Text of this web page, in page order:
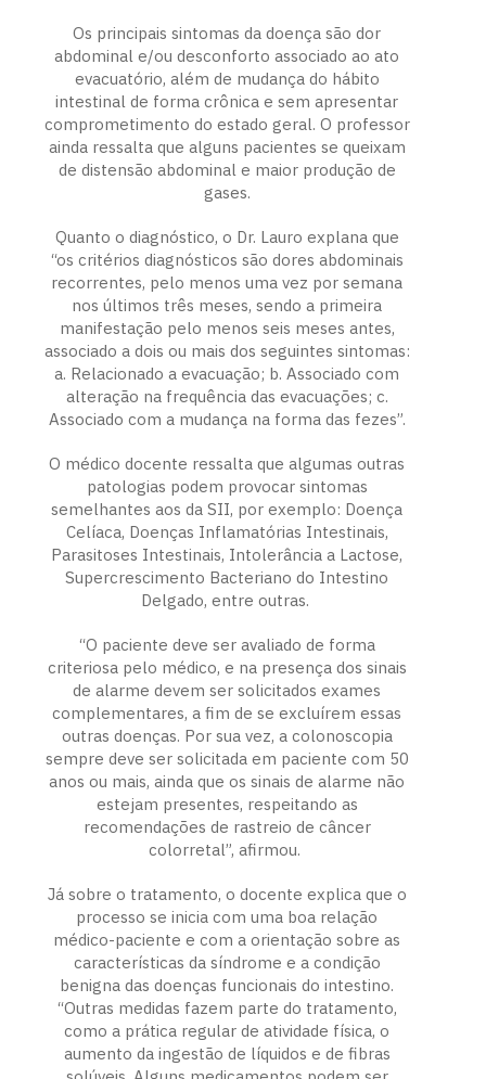
Os principais sintomas da doença são dor
abdominal e/ou desconforto associado ao ato
evacuatório, além de mudança do hábito
intestinal de forma crônica e sem apresentar
comprometimento do estado geral. O professor
ainda ressalta que alguns pacientes se queixam
de distensão abdominal e maior produção de
gases.
Quanto o diagnóstico, o Dr. Lauro explana que
“os critérios diagnósticos são dores abdominais
recorrentes, pelo menos uma vez por semana
nos últimos três meses, sendo a primeira
manifestação pelo menos seis meses antes,
associado a dois ou mais dos seguintes sintomas:
a. Relacionado a evacuação; b. Associado com
alteração na frequência das evacuações; c.
Associado com a mudança na forma das fezes”.
O médico docente ressalta que algumas outras
patologias podem provocar sintomas
semelhantes aos da SII, por exemplo: Doença
Celíaca, Doenças Inflamatórias Intestinais,
Parasitoses Intestinais, Intolerância a Lactose,
Supercrescimento Bacteriano do Intestino
Delgado, entre outras.
“O paciente deve ser avaliado de forma
criteriosa pelo médico, e na presença dos sinais
de alarme devem ser solicitados exames
complementares, a fim de se excluírem essas
outras doenças. Por sua vez, a colonoscopia
sempre deve ser solicitada em paciente com 50
anos ou mais, ainda que os sinais de alarme não
estejam presentes, respeitando as
recomendações de rastreio de câncer
colorretal”, afirmou.
Já sobre o tratamento, o docente explica que o
processo se inicia com uma boa relação
médico-paciente e com a orientação sobre as
características da síndrome e a condição
benigna das doenças funcionais do intestino.
“Outras medidas fazem parte do tratamento,
como a prática regular de atividade física, o
aumento da ingestão de líquidos e de fibras